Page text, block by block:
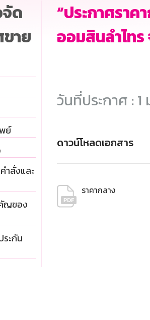
ด
าย
ย์
ำสั่งและ
ญของ
ะกัน
“ประกาศรา
ออมสินลำไท
วันที่ประกาศ : 1
ดาวน์โหลดเอกสาร
ราคากลาง